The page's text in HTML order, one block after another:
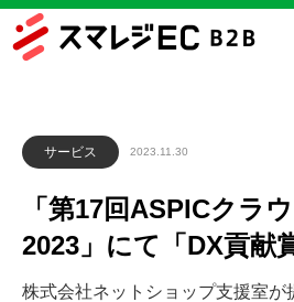
サービス 2023.11.30
「第17回ASPICクラ
2023」にて「DX貢献
株式会社ネットショップ支援室が